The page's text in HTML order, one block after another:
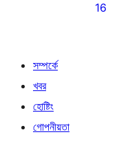
16
সম্পর্কে
খবর
হোষ্টিং
গোপনীয়তা